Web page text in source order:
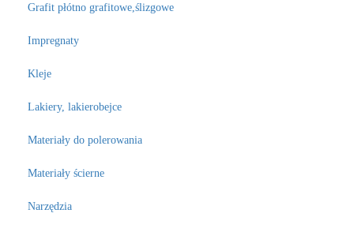
Grafit płótno grafitowe,ślizgowe
Impregnaty
Kleje
Lakiery, lakierobejce
Materiały do polerowania
Materiały ścierne
Narzędzia